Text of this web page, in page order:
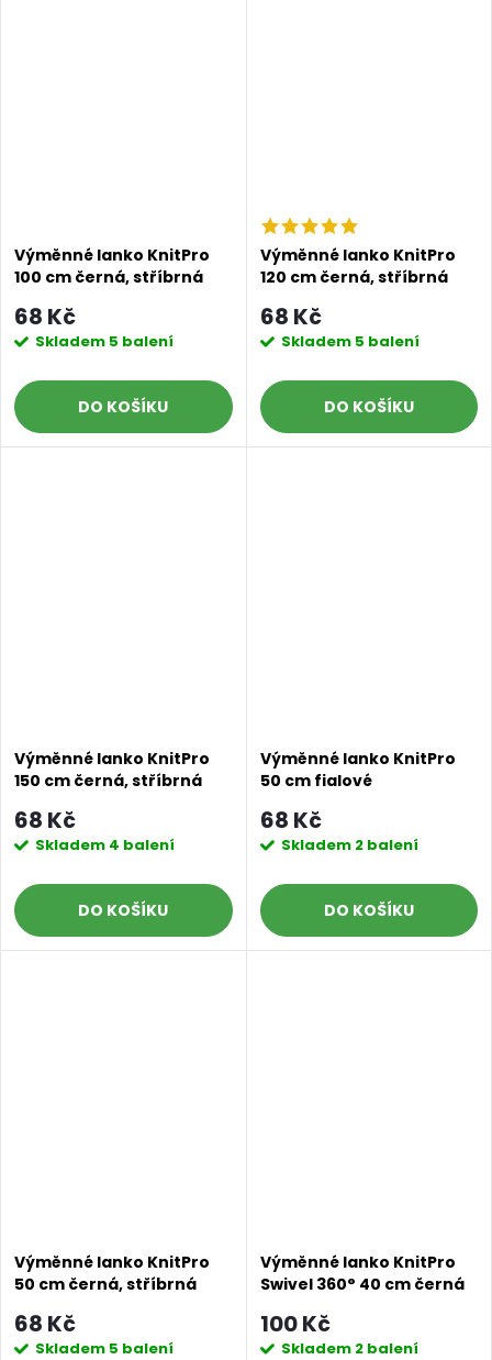
Výměnné lanko KnitPro
100 cm černá, stříbrná
68 Kč
Skladem 5 balení
DO KOŠÍKU
Výměnné lanko KnitPro
120 cm černá, stříbrná
68 Kč
Skladem 5 balení
DO KOŠÍKU
Výměnné lanko KnitPro
150 cm černá, stříbrná
68 Kč
Skladem 4 balení
DO KOŠÍKU
Výměnné lanko KnitPro
50 cm fialové
68 Kč
Skladem 2 balení
DO KOŠÍKU
Výměnné lanko KnitPro
50 cm černá, stříbrná
68 Kč
Skladem 5 balení
Výměnné lanko KnitPro
Swivel 360° 40 cm černá
100 Kč
Skladem 2 balení